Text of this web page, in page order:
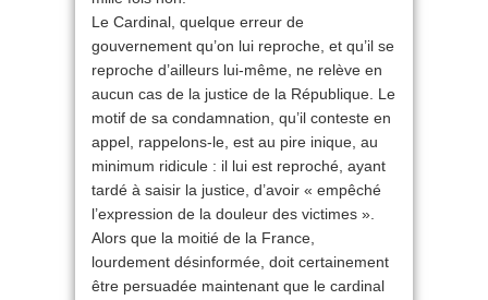
Le Cardinal, quelque erreur de
gouvernement qu’on lui reproche, et qu’il se
reproche d’ailleurs lui-même, ne relève en
aucun cas de la justice de la République. Le
motif de sa condamnation, qu’il conteste en
appel, rappelons-le, est au pire inique, au
minimum ridicule : il lui est reproché, ayant
tardé à saisir la justice, d’avoir « empêché
l’expression de la douleur des victimes ».
Alors que la moitié de la France,
lourdement désinformée, doit certainement
être persuadée maintenant que le cardinal